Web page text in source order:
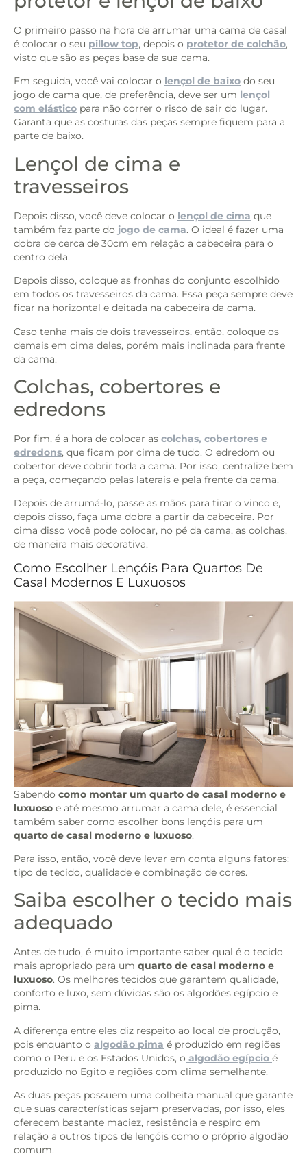
O primeiro passo na hora de arrumar uma cama de casal
é colocar o seu pillow top, depois o protetor de colchão,
visto que são as peças base da sua cama.
Em seguida, você vai colocar o lençol de baixo do seu
jogo de cama que, de preferência, deve ser um lençol
com elástico para não correr o risco de sair do lugar.
Garanta que as costuras das peças sempre fiquem para a
parte de baixo.
Lençol de cima e
travesseiros
Depois disso, você deve colocar o lençol de cima que
também faz parte do jogo de cama. O ideal é fazer uma
dobra de cerca de 30cm em relação a cabeceira para o
centro dela.
Depois disso, coloque as fronhas do conjunto escolhido
em todos os travesseiros da cama. Essa peça sempre deve
ficar na horizontal e deitada na cabeceira da cama.
Caso tenha mais de dois travesseiros, então, coloque os
demais em cima deles, porém mais inclinada para frente
da cama.
Colchas, cobertores e
edredons
Por fim, é a hora de colocar as colchas, cobertores e
edredons, que ficam por cima de tudo. O edredom ou
cobertor deve cobrir toda a cama. Por isso, centralize bem
a peça, começando pelas laterais e pela frente da cama.
Depois de arrumá-lo, passe as mãos para tirar o vinco e,
depois disso, faça uma dobra a partir da cabeceira. Por
cima disso você pode colocar, no pé da cama, as colchas,
de maneira mais decorativa.
Como Escolher Lençóis Para Quartos De
Casal Modernos E Luxuosos
Sabendo como montar um quarto de casal moderno e
luxuoso e até mesmo arrumar a cama dele, é essencial
também saber como escolher bons lençóis para um
quarto de casal moderno e luxuoso.
Para isso, então, você deve levar em conta alguns fatores:
tipo de tecido, qualidade e combinação de cores.
Saiba escolher o tecido mais
adequado
Antes de tudo, é muito importante saber qual é o tecido
mais apropriado para um quarto de casal moderno e
luxuoso. Os melhores tecidos que garantem qualidade,
conforto e luxo, sem dúvidas são os algodões egípcio e
pima.
A diferença entre eles diz respeito ao local de produção,
pois enquanto o algodão pima é produzido em regiões
como o Peru e os Estados Unidos, o algodão egípcio é
produzido no Egito e regiões com clima semelhante.
As duas peças possuem uma colheita manual que garante
que suas características sejam preservadas, por isso, eles
oferecem bastante maciez, resistência e respiro em
relação a outros tipos de lençóis como o próprio algodão
comum.